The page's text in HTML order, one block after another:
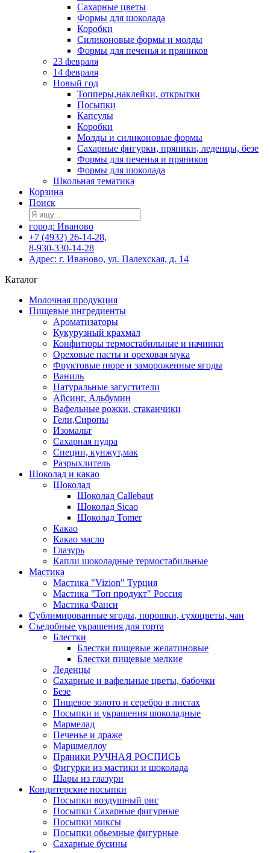
Сахарные цветы
Формы для шоколада
Коробки
Силиконовые формы и молды
Формы для печенья и пряников
23 февраля
14 февраля
Новый год
Топперы,наклейки, открытки
Посыпки
Капсулы
Коробки
Молды и силиконовые формы
Сахарные фигурки, пряники, леденцы, безе
Формы для печенья и пряников
Формы для шоколада
Школьная тематика
Корзина
Поиск
город: Иваново
+7 (4932) 26-14-28,
8-930-330-14-28
Адрес: г. Иваново, ул. Палехская, д. 14
Каталог
Молочная продукция
Пищевые ингредиенты
Ароматизаторы
Кукурузный крахмал
Конфитюры термостабильные и начинки
Ореховые пасты и ореховая мука
Фруктовые пюре и замороженные ягоды
Ваниль
Натуральные загустители
Айсинг, Альбумин
Вафельные рожки, стаканчики
Гели,Сиропы
Изомальт
Сахарная пудра
Специи, кунжут,мак
Разрыхлитель
Шоколад и какао
Шоколад
Шоколад Callebaut
Шоколад Sicao
Шоколад Tomer
Какао
Какао масло
Глазурь
Капли шоколадные термостабильные
Мастика
Мастика "Vizion" Турция
Мастика "Топ продукт" Россия
Мастика Фанси
Сублимированные ягоды, порошки, сухоцветы, чаи
Съедобные украшения для торта
Блестки
Блестки пищевые желатиновые
Блестки пищевые мелкие
Леденцы
Сахарные и вафельные цветы, бабочки
Безе
Пищевое золото и серебро в листах
Посыпки и украшения шоколадные
Мармелад
Печенье и драже
Маршмеллоу
Пряники РУЧНАЯ РОСПИСЬ
Фигурки из мастики и шоколада
Шары из глазури
Кондитерские посыпки
Посыпки воздушный рис
Посыпки Сахарные фигурные
Посыпки миксы
Посыпки обьемные фигурные
Сахарные бусины